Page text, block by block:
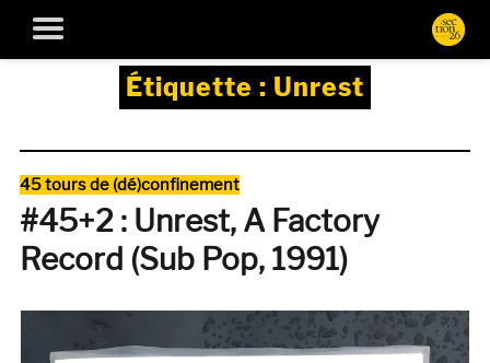
Étiquette : Unrest
Catégories
45 tours de (dé)confinement
#45+2 : Unrest, A Factory
Record (Sub Pop, 1991)